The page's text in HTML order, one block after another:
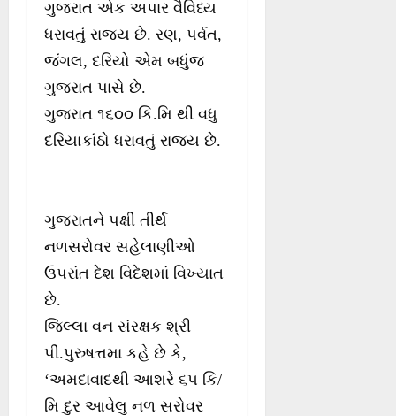
ગુજરાત એક અપાર વૈવિધ્ય
ધરાવતું રાજ્ય છે. રણ, પર્વત,
જંગલ, દરિયો એમ બધુંજ
ગુજરાત પાસે છે.
ગુજરાત ૧૬૦૦ કિ.મિ થી વધુ
દરિયાકાંઠો ધરાવતું રાજ્ય છે.
ગુજરાતને પક્ષી તીર્થ
નળસરોવર સહેલાણીઓ
ઉપરાંત દેશ વિદેશમાં વિખ્યાત
છે.
જિલ્લા વન સંરક્ષક શ્રી
પી.પુરુષત્તમા કહે છે કે,
‘અમદાવાદથી આશરે ૬૫ કિ/
મિ દુર આવેલુ નળ સરોવર